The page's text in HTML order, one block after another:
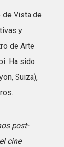
de Vista de
y
de Arte
Ha sido
Suiza),
post-
cine